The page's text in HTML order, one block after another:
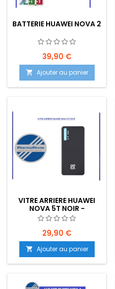
BATTERIE HUAWEI NOVA 2
39,90 €
 Ajouter au panier
VITRE ARRIERE HUAWEI
NOVA 5T NOIR -
EMPLACEMENT: Z02-R15-
E48
29,90 €
 Ajouter au panier